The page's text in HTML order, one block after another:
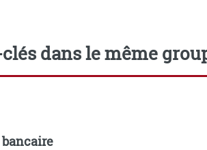
dans le même